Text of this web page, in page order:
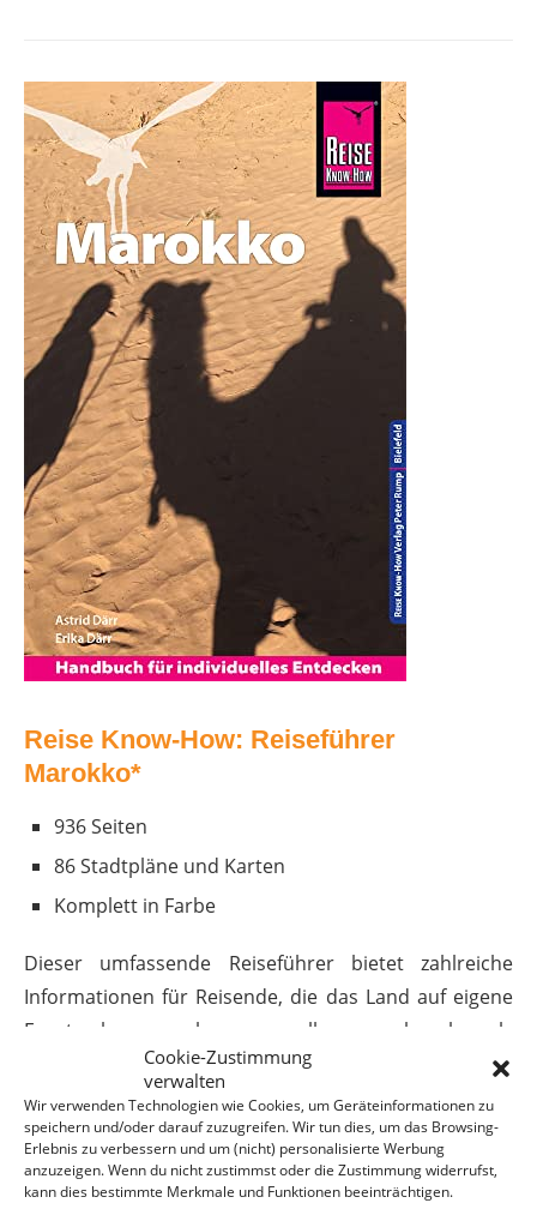
Cookie-Zustimmung
verwalten
Wir verwenden Technologien wie Cookies, um Geräteinformationen zu
speichern und/oder darauf zuzugreifen. Wir tun dies, um das Browsing-
Erlebnis zu verbessern und um (nicht) personalisierte Werbung
anzuzeigen. Wenn du nicht zustimmst oder die Zustimmung widerrufst,
kann dies bestimmte Merkmale und Funktionen beeinträchtigen.
Reise Know-How: Reiseführer
Marokko*
936 Seiten
86 Stadtpläne und Karten
Komplett in Farbe
Dieser umfassende Reiseführer bietet zahlreiche
Informationen für Reisende, die das Land auf eigene
Faust kennen lernen wollen, egal ob als
Wohnmobilfahrer, Off-Roader, Fahrrad-, Motorrad-
oder Mietwagenfahrer, Tramper oder Bus- und
Bahnreisender. Er bietet aber auch
unternehmungslustigen Pauschalurlaubern …